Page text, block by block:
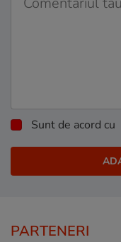
Sunt de acord cu
PARTENERI